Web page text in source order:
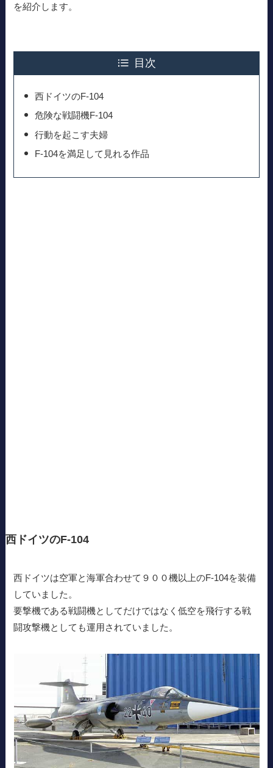
を紹介します。
目次
西ドイツのF-104
危険な戦闘機F-104
行動を起こす夫婦
F-104を満足して見れる作品
西ドイツのF-104
西ドイツは空軍と海軍合わせて９００機以上のF-104を装備
していました。
要撃機である戦闘機としてだけではなく低空を飛行する戦
闘攻撃機としても運用されていました。